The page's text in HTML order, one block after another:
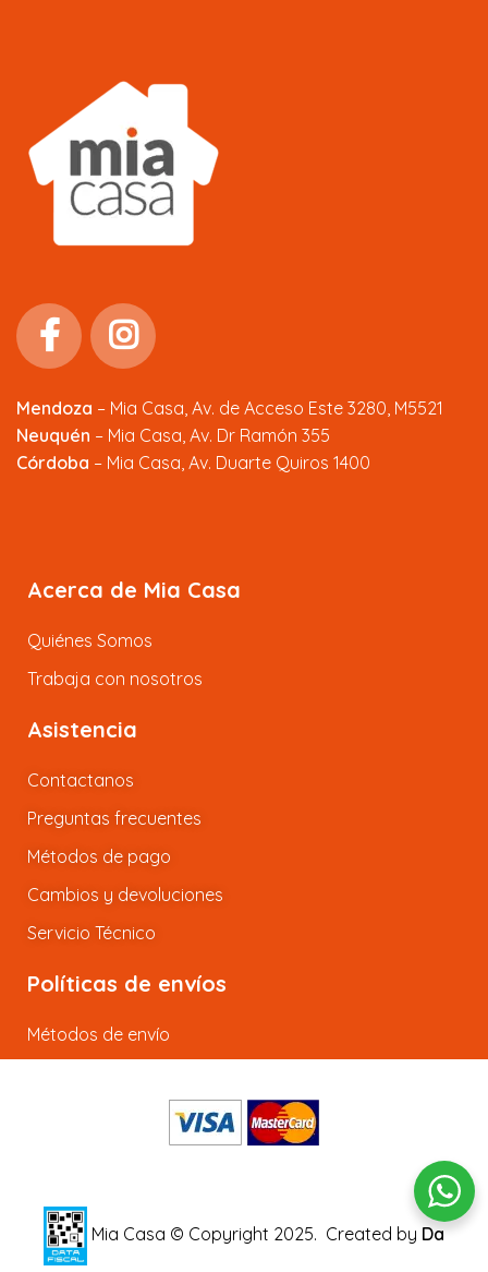
Mendoza – Mia Casa, Av. de Acceso Este 3280, M5521
Neuquén – Mia Casa, Av. Dr Ramón 355
Córdoba – Mia Casa, Av. Duarte Quiros 1400
Acerca de Mia Casa
Quiénes Somos
Trabaja con nosotros
Asistencia
Contactanos
Preguntas frecuentes
Métodos de pago
Cambios y devoluciones
Servicio Técnico
Políticas de envíos
Métodos de envío
Mia Casa © Copyright 2025. Created by Da